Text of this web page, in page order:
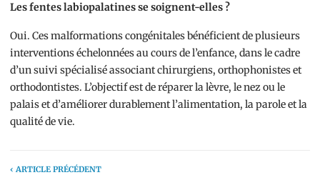
Les fentes labiopalatines se soignent-elles ?
Oui. Ces malformations congénitales bénéficient de plusieurs
interventions échelonnées au cours de l’enfance, dans le cadre
d’un suivi spécialisé associant chirurgiens, orthophonistes et
orthodontistes. L’objectif est de réparer la lèvre, le nez ou le
palais et d’améliorer durablement l’alimentation, la parole et la
qualité de vie.
‹ ARTICLE PRÉCÉDENT